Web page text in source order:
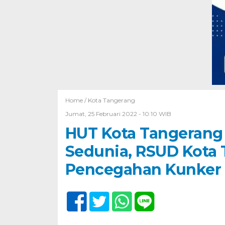
Home / Kota Tangerang
Jumat, 25 Februari 2022 - 10:10 WIB
HUT Kota
Sedunia, RSUD
Pencegahan